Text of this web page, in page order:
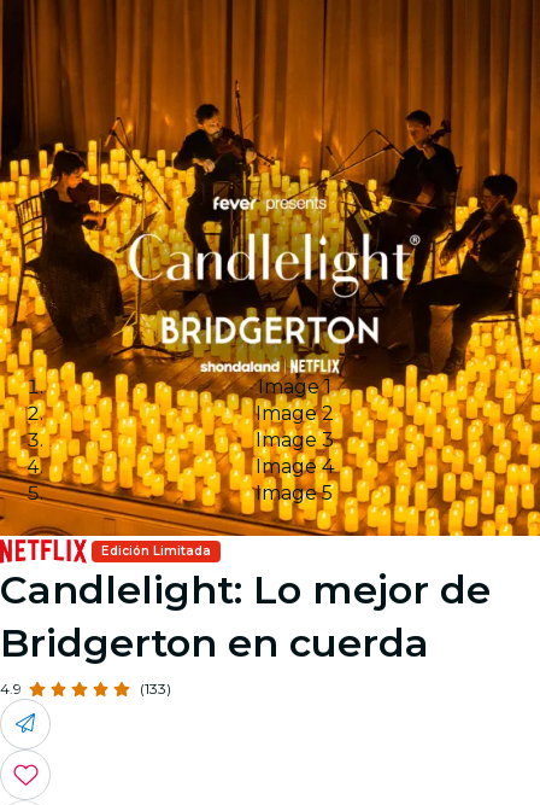
Image 1
Image 2
Image 3
Image 4
Image 5
Edición Limitada
Candlelight: Lo mejor de
Bridgerton en cuerda
4.9 (133)